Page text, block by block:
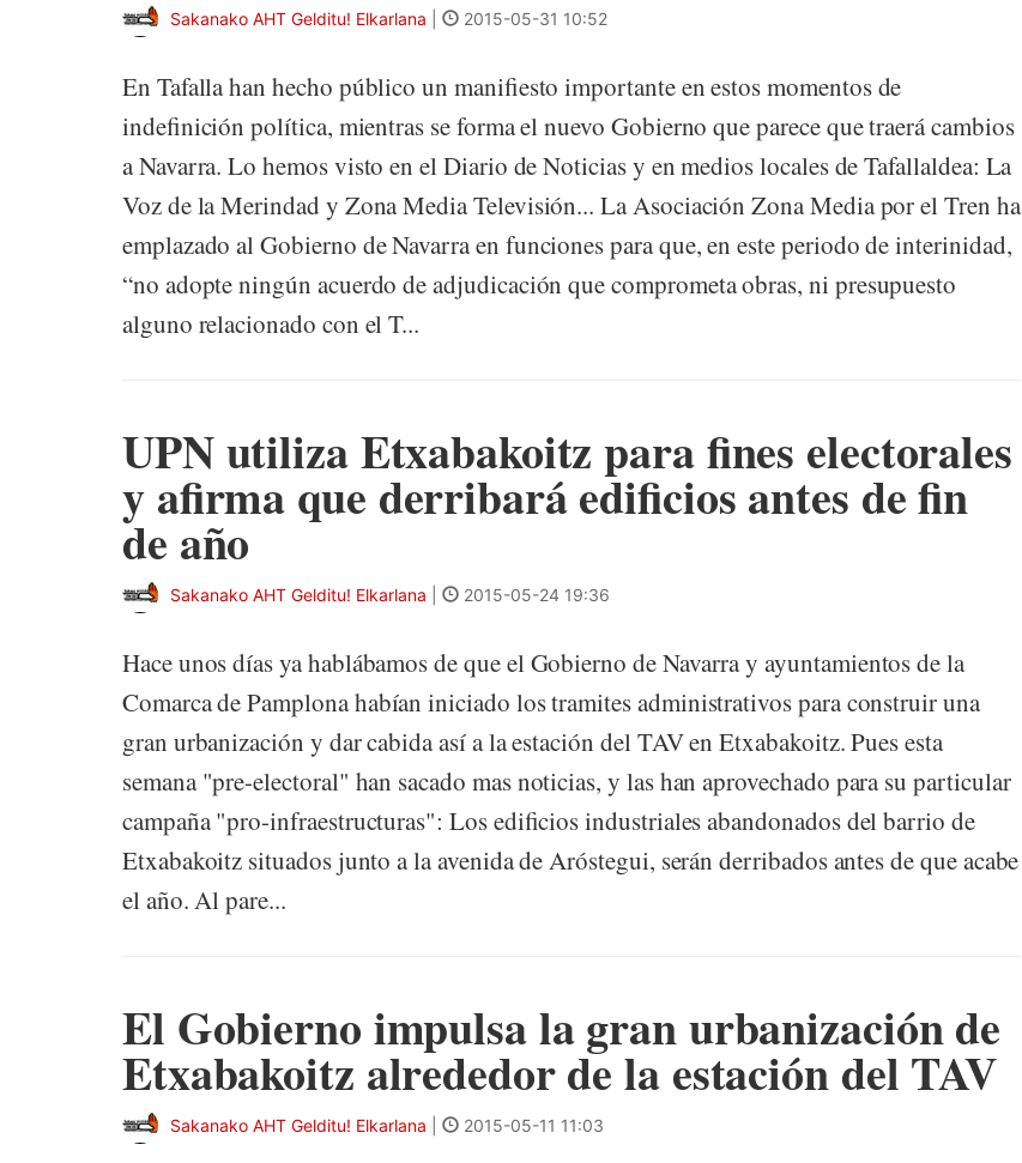
Sakanako AHT Gelditu! Elkarlana 2015-05-31 10:52
En Tafalla han hecho público un manifiesto importante en estos momentos de
indefinición política, mientras se forma el nuevo Gobierno que parece que traerá cambios
a Navarra. Lo hemos visto en el Diario de Noticias y en medios locales de Tafallaldea: La
Voz de la Merindad y Zona Media Televisión... La Asociación Zona Media por el Tren ha
emplazado al Gobierno de Navarra en funciones para que, en este periodo de interinidad,
“no adopte ningún acuerdo de adjudicación que comprometa obras, ni presupuesto
alguno relacionado con el T...
UPN utiliza Etxabakoitz para fines electorales
y afirma que derribará edificios antes de fin
de año
Sakanako AHT Gelditu! Elkarlana 2015-05-24 19:36
Hace unos días ya hablábamos de que el Gobierno de Navarra y ayuntamientos de la
Comarca de Pamplona habían iniciado los tramites administrativos para construir una
gran urbanización y dar cabida así a la estación del TAV en Etxabakoitz. Pues esta
semana "pre-electoral" han sacado mas noticias, y las han aprovechado para su particular
campaña "pro-infraestructuras": Los edificios industriales abandonados del barrio de
Etxabakoitz situados junto a la avenida de Aróstegui, serán derribados antes de que acabe
el año. Al pare...
El Gobierno impulsa la gran urbanización de
Etxabakoitz alrededor de la estación del TAV
Sakanako AHT Gelditu! Elkarlana 2015-05-11 11:03